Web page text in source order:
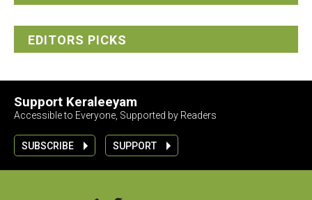
EDITORS PICKS
Support Keraleeyam
Accessible to Everyone, Supported by Readers
SUBSCRIBE SUPPORT